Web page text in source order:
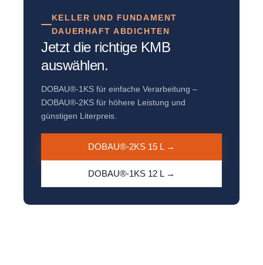
KELLER UND FUNDAMENT
DAUERHAFT ABDICHTEN
Jetzt die richtige KMB
auswählen.
DOBAU®-1KS für einfache Verarbeitung –
DOBAU®-2KS für höhere Leistung und
günstigen Literpreis.
DOBAU®-2KS 15 L →
DOBAU®-1KS 12 L →